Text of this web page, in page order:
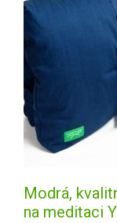
Modrá,
na meditaci